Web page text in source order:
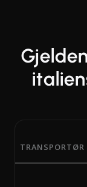
Gjeldende
TRANSPORTØR